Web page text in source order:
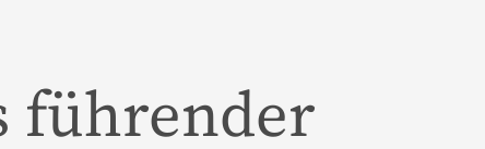
führender